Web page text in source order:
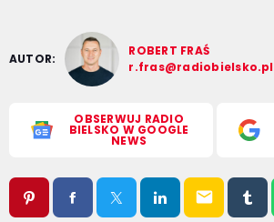
AUTOR:
ROBERT FRAŚ
r.fras@radiobielsko.pl
OBSERWUJ RADIO
BIELSKO W GOOGLE
NEWS
email